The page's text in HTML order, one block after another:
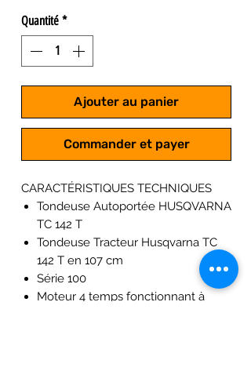
Quantité *
Ajouter au panier
Commander et payer
CARACTÉRISTIQUES TECHNIQUES
Tondeuse Autoportée HUSQVARNA
TC 142 T
Tondeuse Tracteur Husqvarna TC
142 T en 107 cm
Série 100
Moteur 4 temps fonctionnant à